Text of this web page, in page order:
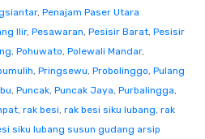
, Penajam Paser Utara
Ilir, Pesawaran, Pesisir Barat, Pesisir
, Pohuwato, Polewali Mandar,
, Pringsewu, Probolinggo, Pulang
, Puncak, Puncak Jaya, Purbalingga,
, rak besi, rak besi siku lubang, rak
siku lubang susun gudang arsip